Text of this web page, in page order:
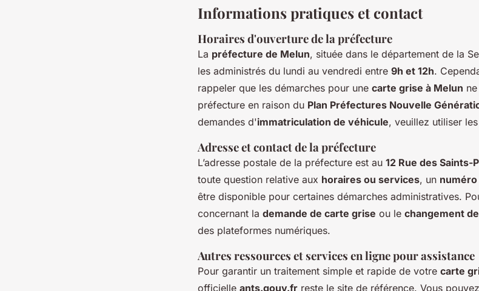
Informations pratiques et contact
Horaires d'ouverture de la préfecture
La préfecture de Melun, située dans le département de la
les administrés du lundi au vendredi entre 9h et 12h.
rappeler que les démarches pour une carte grise à Melun
préfecture en raison du Plan Préfectures Nouvelle
demandes d'immatriculation de véhicule, veuillez utiliser
Adresse et contact de la préfecture
L’adresse postale de la préfecture est au 12 Rue des Saints-
toute question relative aux horaires ou services, un
être disponible pour certaines démarches administratives.
concernant la demande de carte grise ou le changement
des plateformes numériques.
Autres ressources et services en ligne pour assistance
Pour garantir un traitement simple et rapide de votre carte
officielle ants.gouv.fr reste le site de référence. Vous